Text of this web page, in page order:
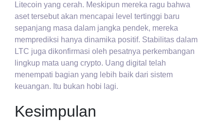
Litecoin yang cerah. Meskipun mereka ragu bahwa
aset tersebut akan mencapai level tertinggi baru
sepanjang masa dalam jangka pendek, mereka
memprediksi hanya dinamika positif. Stabilitas dalam
LTC juga dikonfirmasi oleh pesatnya perkembangan
lingkup mata uang crypto. Uang digital telah
menempati bagian yang lebih baik dari sistem
keuangan. Itu bukan hobi lagi.
Kesimpulan